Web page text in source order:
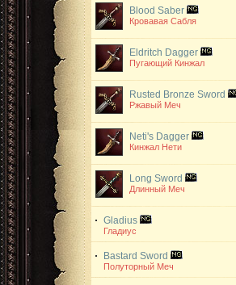
Blood Saber
Кровавая Сабля
Eldritch Dagger
Пугающий Кинжал
Rusted Bronze Sword
Ржавый Меч
Neti's Dagger
Кинжал Нети
Long Sword
Длинный Меч
Gladius
Гладиус
Bastard Sword
Полуторный Меч